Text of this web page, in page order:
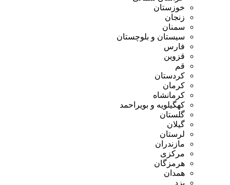
خوزستان
زنجان
سمنان
سیستان و بلوچستان
فارس
قزوین
قم
کردستان
کرمان
کرمانشاه
کهگیلویه و بویراحمد
گلستان
گیلان
لرستان
مازندران
مرکزی
هرمزگان
همدان
یزد